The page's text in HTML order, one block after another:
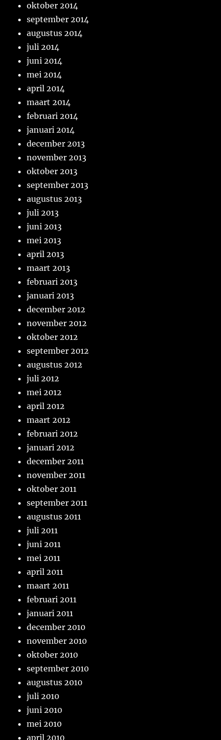
oktober 2014
september 2014
augustus 2014
juli 2014
juni 2014
mei 2014
april 2014
maart 2014
februari 2014
januari 2014
december 2013
november 2013
oktober 2013
september 2013
augustus 2013
juli 2013
juni 2013
mei 2013
april 2013
maart 2013
februari 2013
januari 2013
december 2012
november 2012
oktober 2012
september 2012
augustus 2012
juli 2012
mei 2012
april 2012
maart 2012
februari 2012
januari 2012
december 2011
november 2011
oktober 2011
september 2011
augustus 2011
juli 2011
juni 2011
mei 2011
april 2011
maart 2011
februari 2011
januari 2011
december 2010
november 2010
oktober 2010
september 2010
augustus 2010
juli 2010
juni 2010
mei 2010
april 2010